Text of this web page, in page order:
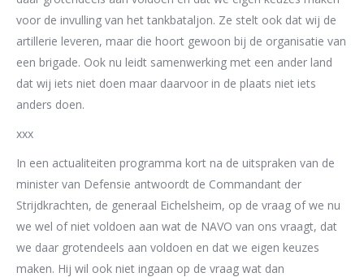
voor de invulling van het tankbataljon. Ze stelt ook dat wij de
artillerie leveren, maar die hoort gewoon bij de organisatie van
een brigade. Ook nu leidt samenwerking met een ander land
dat wij iets niet doen maar daarvoor in de plaats niet iets
anders doen.
xxx
In een actualiteiten programma kort na de uitspraken van de
minister van Defensie antwoordt de Commandant der
Strijdkrachten, de generaal Eichelsheim, op de vraag of we nu
we wel of niet voldoen aan wat de NAVO van ons vraagt, dat
we daar grotendeels aan voldoen en dat we eigen keuzes
maken. Hij wil ook niet ingaan op de vraag wat dan